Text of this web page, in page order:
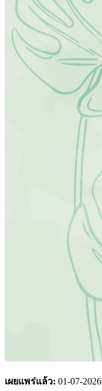
เผยแพร่แล้ว: 01-07-2026